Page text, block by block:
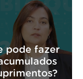
pode fazer